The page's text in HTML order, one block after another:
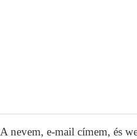
A nevem, e-mail címem, és